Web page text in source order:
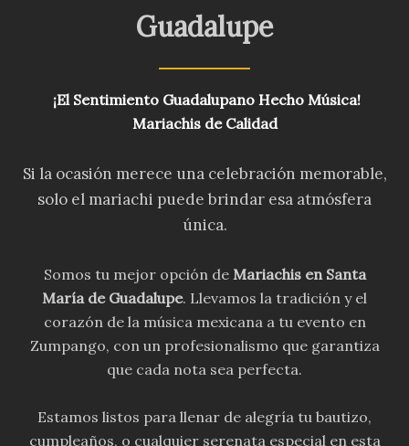
Guadalupe
¡El Sentimiento Guadalupano Hecho Música!
Mariachis de Calidad
Si la ocasión merece una celebración memorable,
solo el mariachi puede brindar esa atmósfera
única.
Somos tu mejor opción de Mariachis en Santa
María de Guadalupe. Llevamos la tradición y el
corazón de la música mexicana a tu evento en
Zumpango, con un profesionalismo que garantiza
que cada nota sea perfecta.
Estamos listos para llenar de alegría tu bautizo,
cumpleaños, o cualquier serenata especial en esta